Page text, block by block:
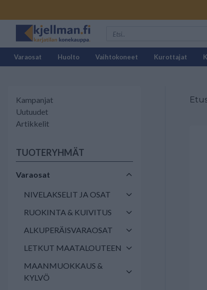
Varaosat Huolto Vaihtokoneet Kurottajat
Kampanjat
Uutuudet
Artikkelit
TUOTERYHMÄT
Varaosat
NIVELAKSELIT JA OSAT
RUOKINTA & KUIVITUS
ALKUPERÄISVARAOSAT
LETKUT MAATALOUTEEN
MAANMUOKKAUS &
KYLVÖ